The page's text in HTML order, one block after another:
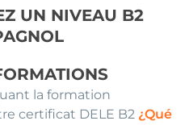
UN NIVEAU B2
la formation
certificat DELE B2 ¿Qué